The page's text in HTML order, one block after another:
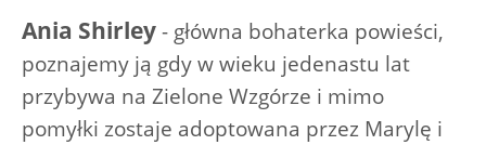
Ania Shirley- główna bohaterka powieści,
poznajemy ją gdy w wieku jedenastu lat
przybywa na Zielone Wzgórze i mimo
pomyłki zostaje adoptowana przez Marylę i